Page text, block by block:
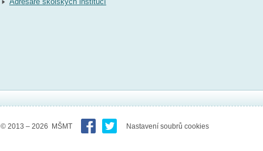
© 2013 – 2026 MŠMT Nastavení soubrů cookies